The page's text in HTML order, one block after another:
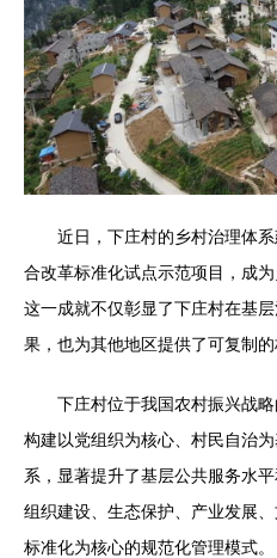
近日，下庄村的乡村治理体
合改革标准化试点示范项目，成
这一成就不仅彰显了下庄村在基
果，也为其他地区提供了可复制的
下庄村位于我国农村振兴战
构建以党组织为核心、村民自治
系，显著提升了基层公共服务水
组织建设、生态保护、产业发展
标准化为核心的规范化管理模式。